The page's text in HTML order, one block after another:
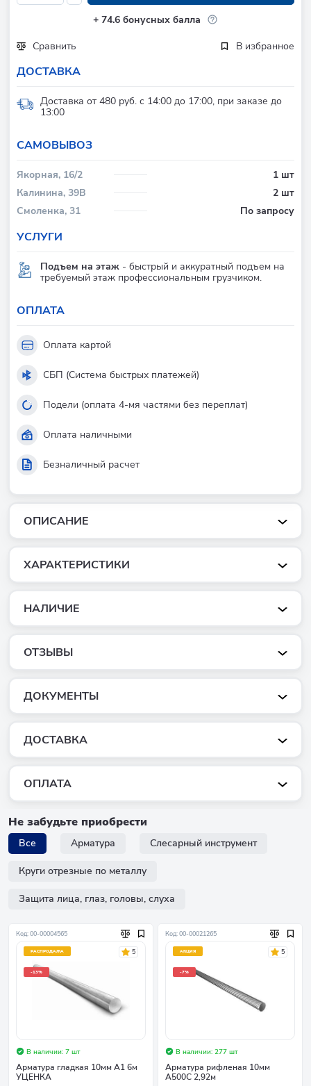
ОПИСАНИЕ
ХАРАКТЕРИСТИКИ
НАЛИЧИЕ
ОТЗЫВЫ
ДОКУМЕНТЫ
ДОСТАВКА
ОПЛАТА
+ 74.6 бонусных балла
Сравнить
В избранное
ДОСТАВКА
Доставка от 480 руб. с 14:00 до 17:00, при заказе до
13:00
CАМОВЫВОЗ
Якорная, 16/2
1 шт
Калинина, 39В
2 шт
Смоленка, 31
По запросу
УСЛУГИ
Подъем на этаж - быстрый и аккуратный подъем на
требуемый этаж профессиональным грузчиком.
ОПЛАТА
Оплата картой
СБП (Система быстрых платежей)
Подели (оплата 4-мя частями без переплат)
Оплата наличными
Безналичный расчет
Не забудьте приобрести
Все Арматура Слесарный инструмент
Круги отрезные по металлу
Защита лица, глаз, головы, слуха
Код: 00-00004565
РАСПРОДАЖА
-13%
5
В наличии: 7 шт
Арматура гладкая 10мм А1 6м
УЦЕНКА
Код: 00-00021265
АКЦИЯ
-7%
5
В наличии: 277 шт
Арматура рифленая 10мм
А500С 2,92м